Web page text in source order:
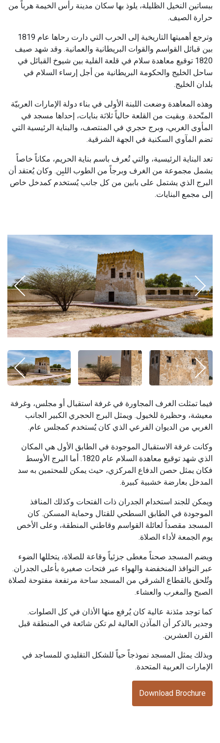
ببساتين النخيل الظليلة، يلوذ بها سكان مدينة رأس الخيمة هرباً من
حرارة الصيف.
وترجع أهميتها التاريخية إلى الحرب التي دارت رحاها عام 1819
بين قبائل القواسم والقوات البريطانية والعمانية. وقد شهد صيف
1820 توقيع معاهدة سلام في قلعة الفلية بين شيوخ القبائل في
ساحل الخليج والحكومة البريطانية من أجل إرساء السلام في
بلدان الخليج.
وهذه المعاهدة وضعت اللبنة الأولى في بناء دولة الإمارات العربيّة
المتّحدة. وبقيت من القلعة حالياً ثلاثة بنايات، إحداها مسجد في
المأوى الغربي، وبرج حجري في المنتصف، والبناية الرئيسية التي
تضم المآوي السكنية في الجهة الشرقية.
تعد البناية الرئيسية، والتي تُعرف باسم بناية الحريم، مكاناً خاصاً
يشمل مجموعة من الغرف وبرجاً من الطوب اللبِن. وكان يُعتقد أن
البرج الذي يشتمل على بابين من كل جانب يُستخدم كمدخل خاص
إلى مجمع البنايات.
فيما تمثلت الغرف المجاورة في غرفة استقبال أو مجلس، وغرفة
معيشة، وحظيرة للخيول. ويمثل البرج الحجري الكبير الجانب
الغربي من الديوان الفرعي الذي كان يُستخدم كمجلس عام.
وكانت غرفة الاستقبال الموجودة في الطابق الأول هي المكان
الذي شهد توقيع معاهدة السلام عام 1820. أما البرج الأوسط
فكان يمثل حصن الدفاع المركزي، حيث يمكن للمحتمين به سد
المدخل بعارضة خشبية كبيرة.
ويمكن للجند استخدام الجدران ذات الفتحات وكذلك المنافذ
الموجودة في الطابق السطحي للقتال وحماية المسكن. كان
المسجد مقصداً لعائلة القواسم وقاطني المنطقة، وعلى الأخص
يوم الجمعة لأداء الصلاة.
ويضم المسجد صحناً مغطى جزئياً وقاعة للصلاة، يتخللها الضوء
عبر النوافذ المنخفضة والهواء عبر فتحات صغيرة بأعلى الجدران.
وتُلحق بالقطاع الشرقي من المسجد ساحة مرتفعة مفتوحة لصلاة
الصبح والمغرب والعشاء.
كما توجد مئذنة عالية كان يُرفع منها الأذان في كل الصلوات.
وجدير بالذكر أن المآذن العالية لم تكن شائعة في المنطقة قبل
القرن العشرين.
وبذلك يمثل المسجد نموذجاً حياً للشكل التقليدي للمساجد في
الإمارات العربية المتحدة.
Download Brochure